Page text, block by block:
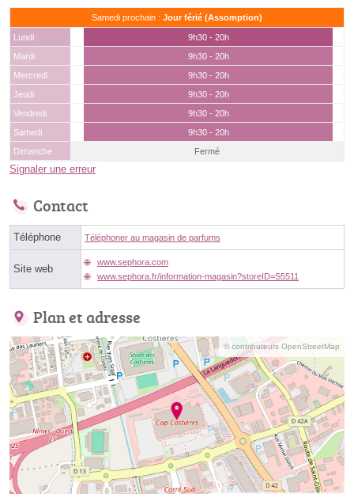
Samedi prochain : Jour férié (Assomption)
Lundi
9h30 - 20h
Mardi
9h30 - 20h
Mercredi
9h30 - 20h
Jeudi
9h30 - 20h
Vendredi
9h30 - 20h
Samedi
9h30 - 20h
Dimanche
Fermé
Signaler une erreur
Contact
Téléphone Téléphoner au magasin de parfums
Site web
www.sephora.com
www.sephora.fr/information-magasin?storeID=S5511
Plan et adresse
© contributeurs OpenStreetMap